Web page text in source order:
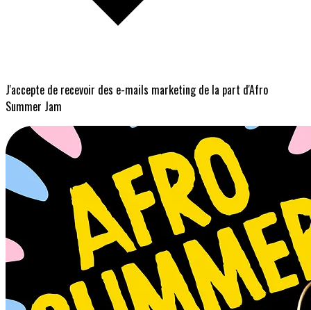
J'accepte de recevoir des e-mails marketing de la part d'Afro
Summer Jam